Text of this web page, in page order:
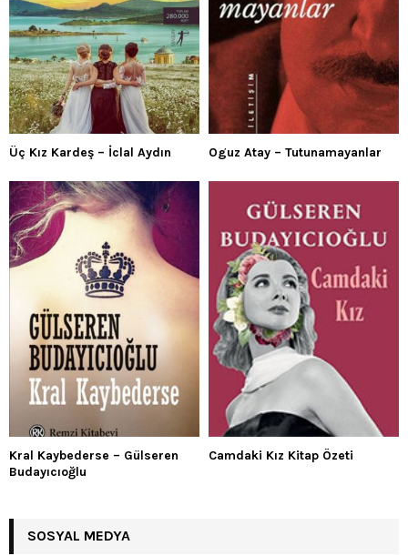
Üç Kız Kardeş – İclal Aydın Oguz Atay – Tutunamayanlar
Kral Kaybederse – Gülseren
Budayıcıoğlu
Camdaki Kız Kitap Özeti
SOSYAL MEDYA